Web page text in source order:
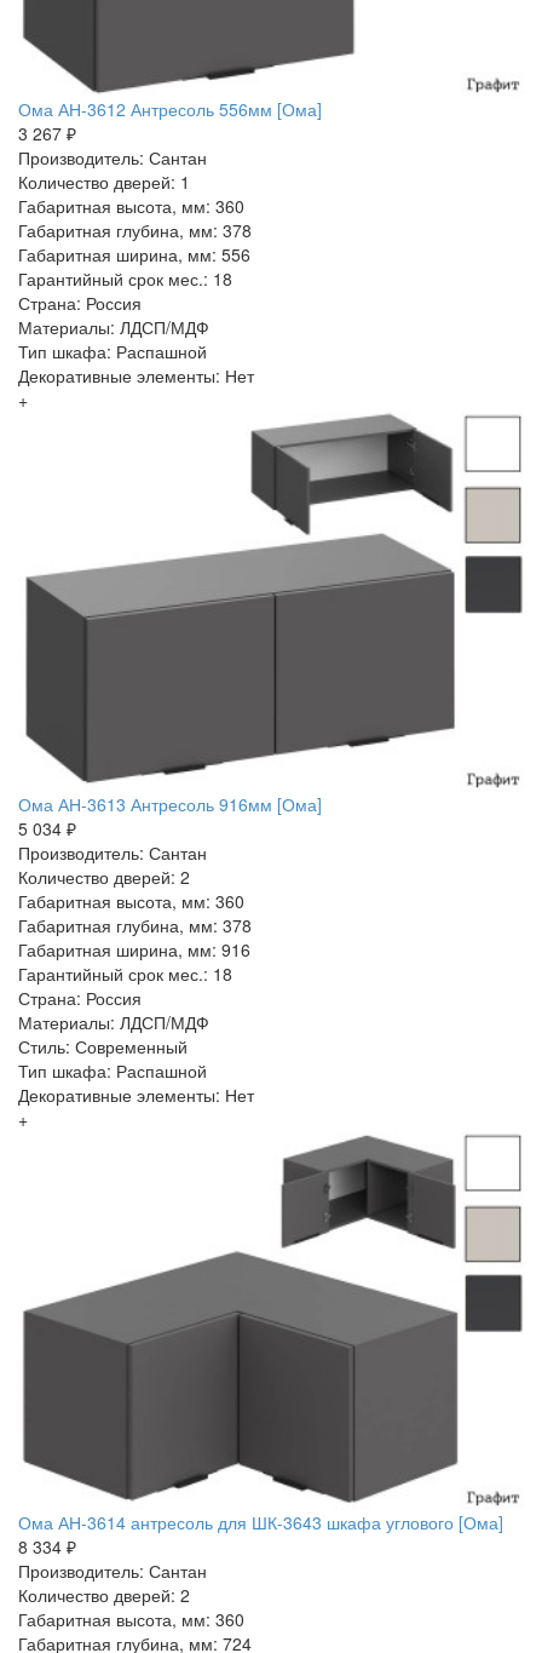
Ома АН-3612 Антресоль 556мм [Ома]
3 267 ₽
Производитель: Сантан
Количество дверей: 1
Габаритная высота, мм: 360
Габаритная глубина, мм: 378
Габаритная ширина, мм: 556
Гарантийный срок мес.: 18
Страна: Россия
Материалы: ЛДСП/МДФ
Тип шкафа: Распашной
Декоративные элементы: Нет
+
Ома АН-3613 Антресоль 916мм [Ома]
5 034 ₽
Производитель: Сантан
Количество дверей: 2
Габаритная высота, мм: 360
Габаритная глубина, мм: 378
Габаритная ширина, мм: 916
Гарантийный срок мес.: 18
Страна: Россия
Материалы: ЛДСП/МДФ
Стиль: Современный
Тип шкафа: Распашной
Декоративные элементы: Нет
+
Ома АН-3614 антресоль для ШК-3643 шкафа углового [Ома]
8 334 ₽
Производитель: Сантан
Количество дверей: 2
Габаритная высота, мм: 360
Габаритная глубина, мм: 724